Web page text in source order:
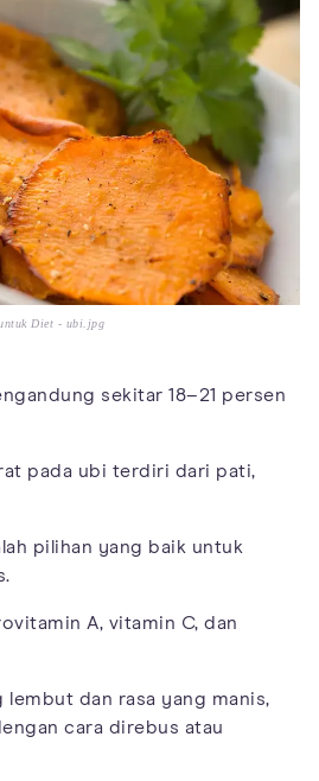
Diet - ubi.jpg
sekitar 18–21 persen
pada ubi terdiri dari pati,
pilihan yang baik untuk
A, vitamin C, dan
dan rasa yang manis,
cara direbus atau